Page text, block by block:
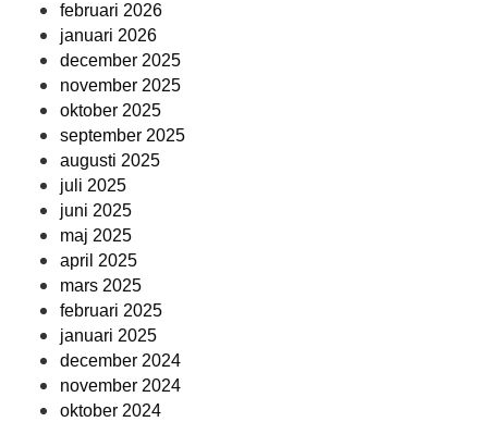
februari 2026
januari 2026
december 2025
november 2025
oktober 2025
september 2025
augusti 2025
juli 2025
juni 2025
maj 2025
april 2025
mars 2025
februari 2025
januari 2025
december 2024
november 2024
oktober 2024